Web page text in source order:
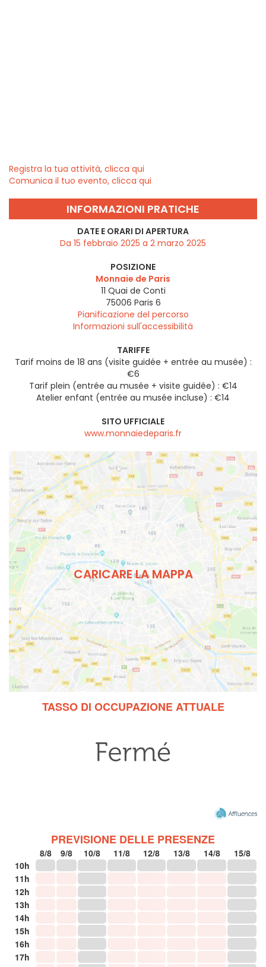
Registra la tua attività, clicca qui
Comunica il tuo evento, clicca qui
INFORMAZIONI PRATICHE
DATE E ORARI DI APERTURA
Da 15 febbraio 2025 a 2 marzo 2025
POSIZIONE
Monnaie de Paris
11 Quai de Conti
75006 Paris 6
Pianificazione del percorso
Informazioni sull'accessibilità
TARIFFE
Tarif moins de 18 ans (visite guidée + entrée au musée) :
€6
Tarif plein (entrée au musée + visite guidée) : €14
Atelier enfant (entrée au musée incluse) : €14
SITO UFFICIALE
www.monnaiedeparis.fr
CARICARE LA MAPPA
TASSO DI OCCUPAZIONE ATTUALE
PREVISIONE DELLE PRESENZE
8/8 9/8 10/8 11/8 12/8 13/8 14/8
15/8
10h
11h
12h
13h
14h
15h
16h
17h